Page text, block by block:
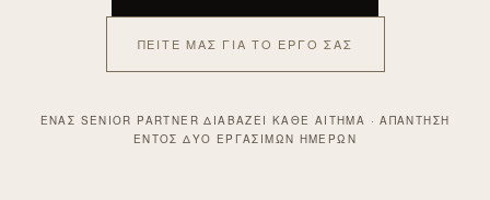
ΠΕΊΤΕ ΜΑΣ ΓΙΑ ΤΟ ΈΡΓΟ ΣΑΣ
ΈΝΑΣ SENIOR PARTNER ΔΙΑΒΆΖΕΙ ΚΆΘΕ ΑΊΤΗΜΑ · ΑΠΆΝΤΗΣΗ
ΕΝΤΌΣ ΔΎΟ ΕΡΓΆΣΙΜΩΝ ΗΜΕΡΏΝ